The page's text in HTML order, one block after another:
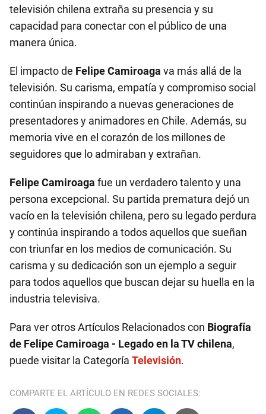
televisión chilena extraña su presencia y su
capacidad para conectar con el público de una
manera única.
El impacto de Felipe Camiroaga va más allá de la
televisión. Su carisma, empatía y compromiso social
continúan inspirando a nuevas generaciones de
presentadores y animadores en Chile. Además, su
memoria vive en el corazón de los millones de
seguidores que lo admiraban y extrañan.
Felipe Camiroaga fue un verdadero talento y una
persona excepcional. Su partida prematura dejó un
vacío en la televisión chilena, pero su legado perdura
y continúa inspirando a todos aquellos que sueñan
con triunfar en los medios de comunicación. Su
carisma y su dedicación son un ejemplo a seguir
para todos aquellos que buscan dejar su huella en la
industria televisiva.
Para ver otros Artículos Relacionados con Biografía
de Felipe Camiroaga - Legado en la TV chilena,
puede visitar la Categoría Televisión.
COMPARTE EL ARTÍCULO EN REDES SOCIALES: